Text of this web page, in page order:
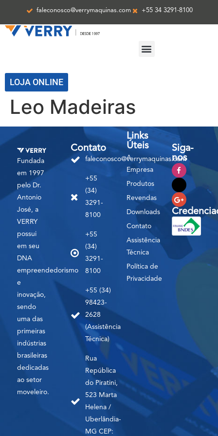
faleconosco@verrymaquinas.com +55 34 3291-8100
LOJA ONLINE
Leo Madeiras
Fundada
em 1997
pelo Dr.
Antonio
José, a
VERRY
possui
em seu
DNA
empreendedorismo
e
inovação,
sendo
uma das
primeiras
indústrias
brasileiras
dedicadas
ao setor
moveleiro.
Contato
faleconosco@verrymaquinas.com
+55
(34)
3291-
8100
+55
(34)
3291-
8100
+55 (34)
98423-
2628
(Assistência
Técnica)
Rua
República
do Piratini,
523 Marta
Helena /
Uberlândia-
MG CEP:
Links
Úteis
A
Empresa
Produtos
Revendas
Downloads
Contato
Assistência
Técnica
Política de
Privacidade
Siga-
nos